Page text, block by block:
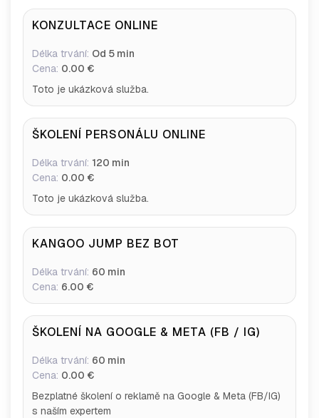
KONZULTACE ONLINE
Délka trvání: Od 5 min
Cena: 0.00 €
Toto je ukázková služba.
ŠKOLENÍ PERSONÁLU ONLINE
Délka trvání: 120 min
Cena: 0.00 €
Toto je ukázková služba.
KANGOO JUMP BEZ BOT
Délka trvání: 60 min
Cena: 6.00 €
ŠKOLENÍ NA GOOGLE & META (FB / IG)
Délka trvání: 60 min
Cena: 0.00 €
Bezplatné školení o reklamě na Google & Meta (FB/IG)
s naším expertem